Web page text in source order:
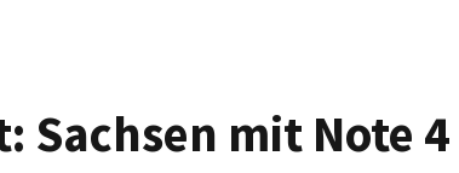
Sachsen mit Note 4